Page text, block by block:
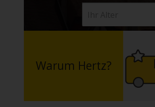
Warum Hertz?